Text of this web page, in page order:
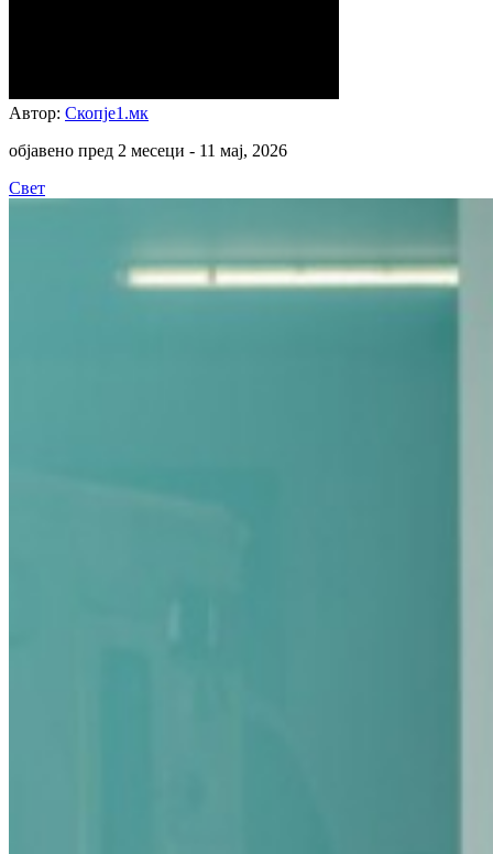
Автор: Скопје1.мк
објавено пред 2 месеци - 11 мај, 2026
Свет